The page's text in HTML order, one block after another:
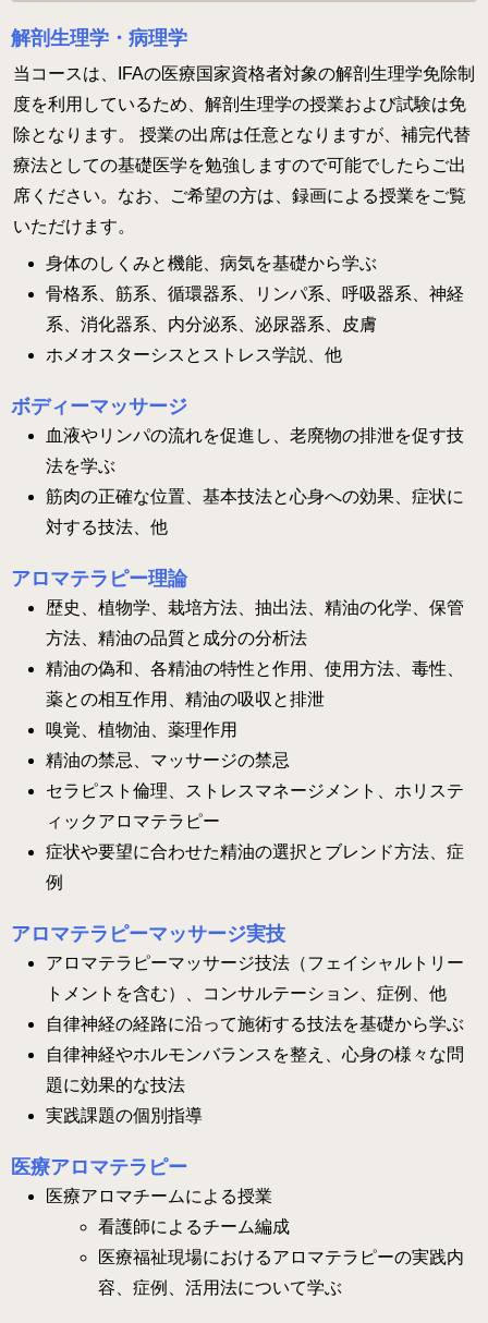
解剖生理学・病理学
当コースは、IFAの医療国家資格者対象の解剖生理学免除制
度を利用しているため、解剖生理学の授業および試験は免
除となります。 授業の出席は任意となりますが、補完代替
療法としての基礎医学を勉強しますので可能でしたらご出
席ください。なお、ご希望の方は、録画による授業をご覧
いただけます。
身体のしくみと機能、病気を基礎から学ぶ
骨格系、筋系、循環器系、リンパ系、呼吸器系、神経
系、消化器系、内分泌系、泌尿器系、皮膚
ホメオスターシスとストレス学説、他
ボディーマッサージ
血液やリンパの流れを促進し、老廃物の排泄を促す技
法を学ぶ
筋肉の正確な位置、基本技法と心身への効果、症状に
対する技法、他
アロマテラピー理論
歴史、植物学、栽培方法、抽出法、精油の化学、保管
方法、精油の品質と成分の分析法
精油の偽和、各精油の特性と作用、使用方法、毒性、
薬との相互作用、精油の吸収と排泄
嗅覚、植物油、薬理作用
精油の禁忌、マッサージの禁忌
セラピスト倫理、ストレスマネージメント、ホリステ
ィックアロマテラピー
症状や要望に合わせた精油の選択とブレンド方法、症
例
アロマテラピーマッサージ実技
アロマテラピーマッサージ技法（フェイシャルトリー
トメントを含む）、コンサルテーション、症例、他
自律神経の経路に沿って施術する技法を基礎から学ぶ
自律神経やホルモンバランスを整え、心身の様々な問
題に効果的な技法
実践課題の個別指導
医療アロマテラピー
医療アロマチームによる授業
看護師によるチーム編成
医療福祉現場におけるアロマテラピーの実践内
容、症例、活用法について学ぶ